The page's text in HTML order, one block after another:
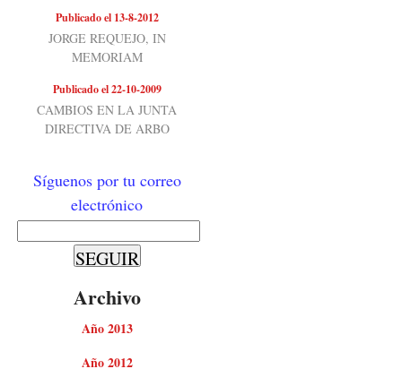
Publicado el 13-8-2012
JORGE REQUEJO, IN
MEMORIAM
Publicado el 22-10-2009
CAMBIOS EN LA JUNTA
DIRECTIVA DE ARBO
Síguenos por tu correo
electrónico
Archivo
Año 2013
Año 2012